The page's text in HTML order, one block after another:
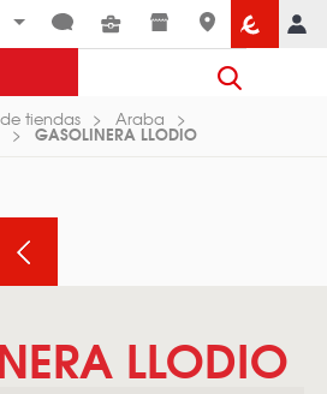
tiendas Araba
GASOLINERA LLODIO
LLODIO